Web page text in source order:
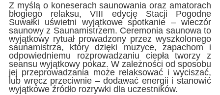
Z myślą o koneserach saunowania oraz amatorach
błogiego relaksu, VIII edycję Stacji Pogodne
Suwałki uświetni wyjątkowe spotkanie – wieczór
saunowy z Saunamistrzem. Ceremonia saunowa to
wyjątkowy rytuał prowadzony przez wyszkolonego
saunamistrza, który dzięki muzyce, zapachom i
odpowiedniemu rozprowadzaniu ciepła tworzy z
seansu wyjątkowy pokaz. W zależności od sposobu
jej przeprowadzania może relaksować i wyciszać,
lub wręcz przeciwnie – dodawać energii i stanowić
wyjątkowe źródło rozrywki dla uczestników.